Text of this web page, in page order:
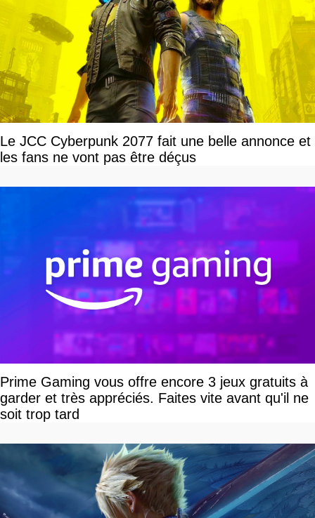
Le JCC Cyberpunk 2077 fait une belle annonce et
les fans ne vont pas être déçus
Prime Gaming vous offre encore 3 jeux gratuits à
garder et très appréciés. Faites vite avant qu'il ne
soit trop tard